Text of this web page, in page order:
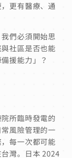
更有醫療、通
們必須開始思
社區是否也能
援能力」？
所臨時發電的
風險管理的一
每一次都可能
灣。日本 2024